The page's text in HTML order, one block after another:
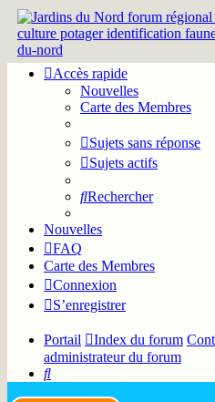
Accès rapide
Nouvelles
Carte des Membres
Sujets sans réponse
Sujets actifs
Rechercher
Nouvelles
FAQ
Carte des Membres
Connexion
S’enregistrer
Portail Index du forum
administrateur du forum
Rechercher